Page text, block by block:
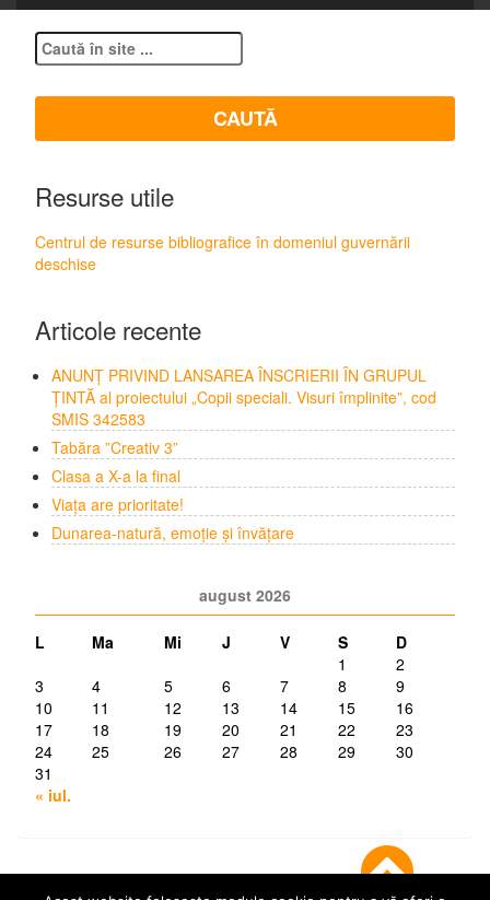
Resurse utile
Centrul de resurse bibliografice în domeniul guvernării
deschise
Articole recente
ANUNȚ PRIVIND LANSAREA ÎNSCRIERII ÎN GRUPUL
ȚINTĂ al proiectului „Copii speciali. Visuri împlinite”, cod
SMIS 342583
Tabăra ”Creativ 3”
Clasa a X-a la final
Viața are prioritate!
Dunarea-natură, emoție și învățare
august 2026
L Ma Mi J V S
D
1
2
3
4 5 6 7 8
9
10
11 12 13 14 15
16
17
18 19 20 21 22
23
24
25 26 27 28 29
30
31
« iul.